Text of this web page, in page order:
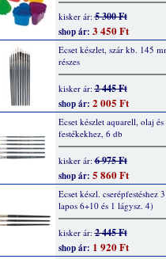
kisker ár:5 300 Ft
shop ár: 3 450 Ft
Ecset készlet, szár kb. 145
részes
kisker ár:2 445 Ft
shop ár: 2 005 Ft
Ecset készlet aquarell, olaj
festékekhez, 6 db
kisker ár:6 975 Ft
shop ár: 5 860 Ft
Ecset készl. cserépfestéshez
lapos 6+10 és 1 lágysz. 4)
kisker ár:2 445 Ft
shop ár: 1 920 Ft